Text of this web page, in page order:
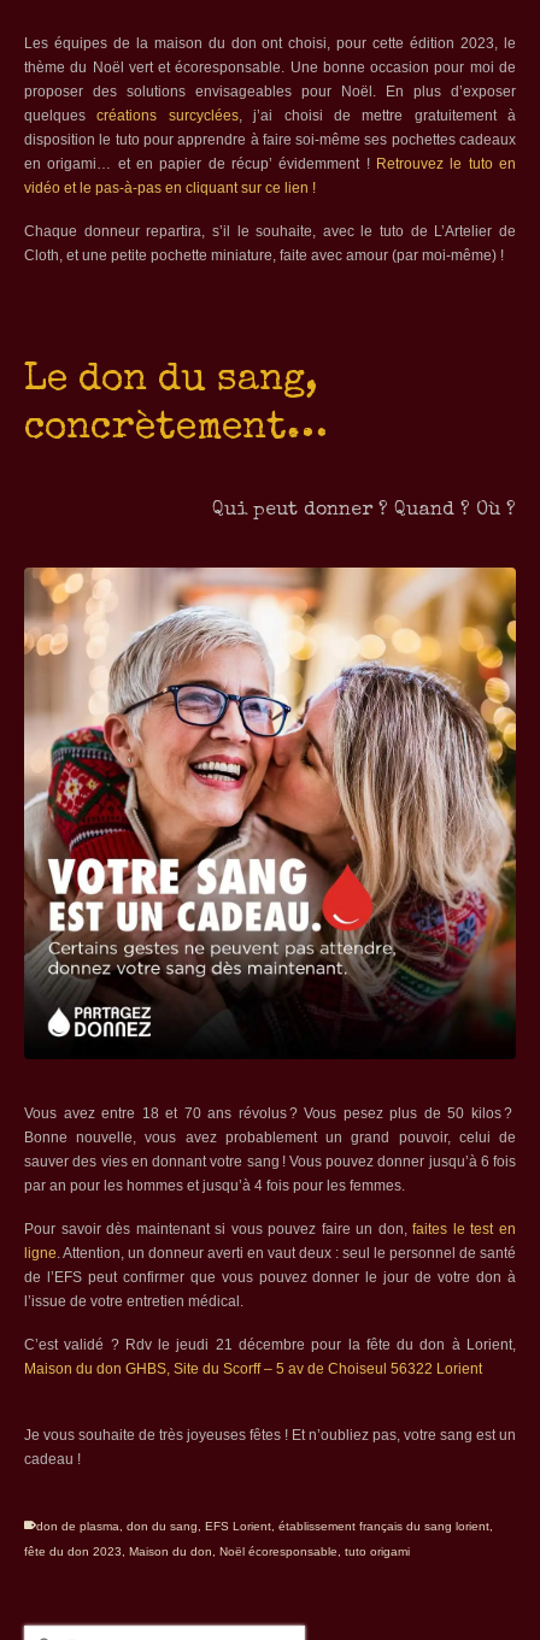
Les équipes de la maison du don ont choisi, pour cette édition 2023, le
thème du Noël vert et écoresponsable. Une bonne occasion pour moi de
proposer des solutions envisageables pour Noël. En plus d’exposer
quelquescréations surcyclées, j’ai choisi de mettre gratuitement à
disposition le tuto pour apprendre à faire soi-même ses pochettes cadeaux
en origami… et en papier de récup’ évidemment ! Retrouvez le tuto en
vidéo et le pas-à-pas en cliquant sur ce lien !
Chaque donneur repartira, s’il le souhaite, avec le tuto de L’Artelier de
Cloth, et une petite pochette miniature, faite avec amour (par moi-même) !
Le don du sang,
concrètement…
Qui peut donner ? Quand ? Où ?
Vous avez entre 18 et 70 ans révolus ? Vous pesez plus de 50 kilos ?
Bonne nouvelle, vous avez probablement un grand pouvoir, celui de
sauver des vies en donnant votre sang ! Vous pouvez donner jusqu’à 6 fois
par an pour les hommes et jusqu’à 4 fois pour les femmes.
Pour savoir dès maintenant si vous pouvez faire un don,faites le test en
ligne . Attention, un donneur averti en vaut deux : seul le personnel de santé
de l’EFS peut confirmer que vous pouvez donner le jour de votre don à
l’issue de votre entretien médical.
C’est validé ? Rdv le jeudi 21 décembre pour la fête du don à Lorient,
Maison du don GHBS, Site du Scorff – 5 av de Choiseul 56322 Lorient
Je vous souhaite de très joyeuses fêtes ! Et n’oubliez pas, votre sang est un
cadeau !
don de plasma don du sang EFS Lorient établissement français du sang lorient
fête du don 2023
Maison du don Noël écoresponsable tuto origami
Rechercher :